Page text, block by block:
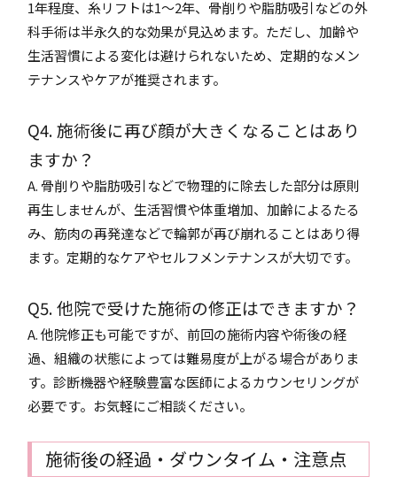
1年程度、糸リフトは1〜2年、骨削りや脂肪吸引などの外
科手術は半永久的な効果が見込めます。ただし、加齢や
生活習慣による変化は避けられないため、定期的なメン
テナンスやケアが推奨されます。
Q4. 施術後に再び顔が大きくなることはあり
ますか？
A. 骨削りや脂肪吸引などで物理的に除去した部分は原則
再生しませんが、生活習慣や体重増加、加齢によるたる
み、筋肉の再発達などで輪郭が再び崩れることはあり得
ます。定期的なケアやセルフメンテナンスが大切です。
Q5. 他院で受けた施術の修正はできますか？
A. 他院修正も可能ですが、前回の施術内容や術後の経
過、組織の状態によっては難易度が上がる場合がありま
す。診断機器や経験豊富な医師によるカウンセリングが
必要です。お気軽にご相談ください。
施術後の経過・ダウンタイム・注意点